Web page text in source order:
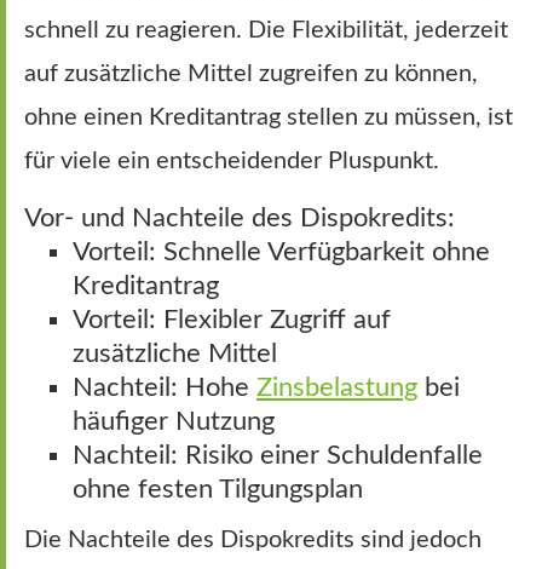
schnell zu reagieren. Die Flexibilität, jederzeit
auf zusätzliche Mittel zugreifen zu können,
ohne einen Kreditantrag stellen zu müssen, ist
für viele ein entscheidender Pluspunkt.
Vor- und Nachteile des Dispokredits:
Vorteil: Schnelle Verfügbarkeit ohne
Kreditantrag
Vorteil: Flexibler Zugriff auf
zusätzliche Mittel
Nachteil: Hohe Zinsbelastung bei
häufiger Nutzung
Nachteil: Risiko einer Schuldenfalle
ohne festen Tilgungsplan
Die Nachteile des Dispokredits sind jedoch